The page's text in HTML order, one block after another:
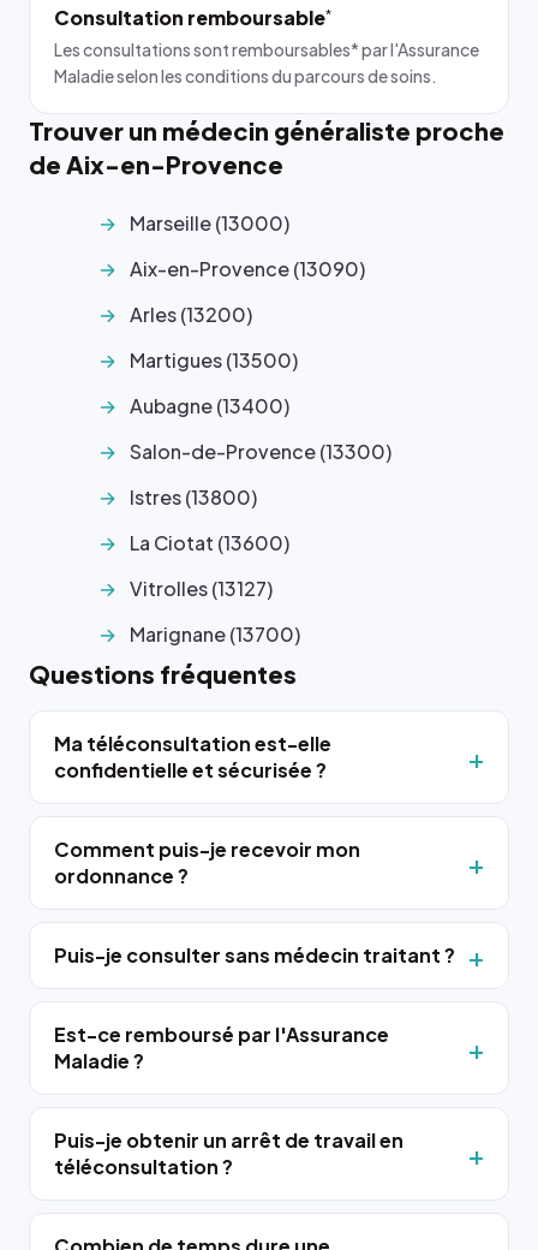
Consultation remboursable*
Les consultations sont remboursables* par l'Assurance
Maladie selon les conditions du parcours de soins.
Trouver un médecin généraliste proche
de Aix-en-Provence
Marseille (13000)
Aix-en-Provence (13090)
Arles (13200)
Martigues (13500)
Aubagne (13400)
Salon-de-Provence (13300)
Istres (13800)
La Ciotat (13600)
Vitrolles (13127)
Marignane (13700)
Questions fréquentes
Ma téléconsultation est-elle
confidentielle et sécurisée ?
Comment puis-je recevoir mon
ordonnance ?
Puis-je consulter sans médecin traitant ?
Est-ce remboursé par l'Assurance
Maladie ?
Puis-je obtenir un arrêt de travail en
téléconsultation ?